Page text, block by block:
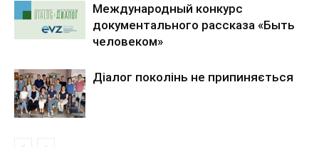
Международный конкурс
документального рассказа «Быть
человеком»
Діалог поколінь не припиняється